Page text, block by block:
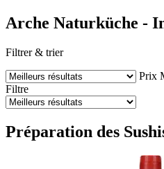
Arche Naturküche -
Filtrer & trier
Prix
Filtre
Préparation des